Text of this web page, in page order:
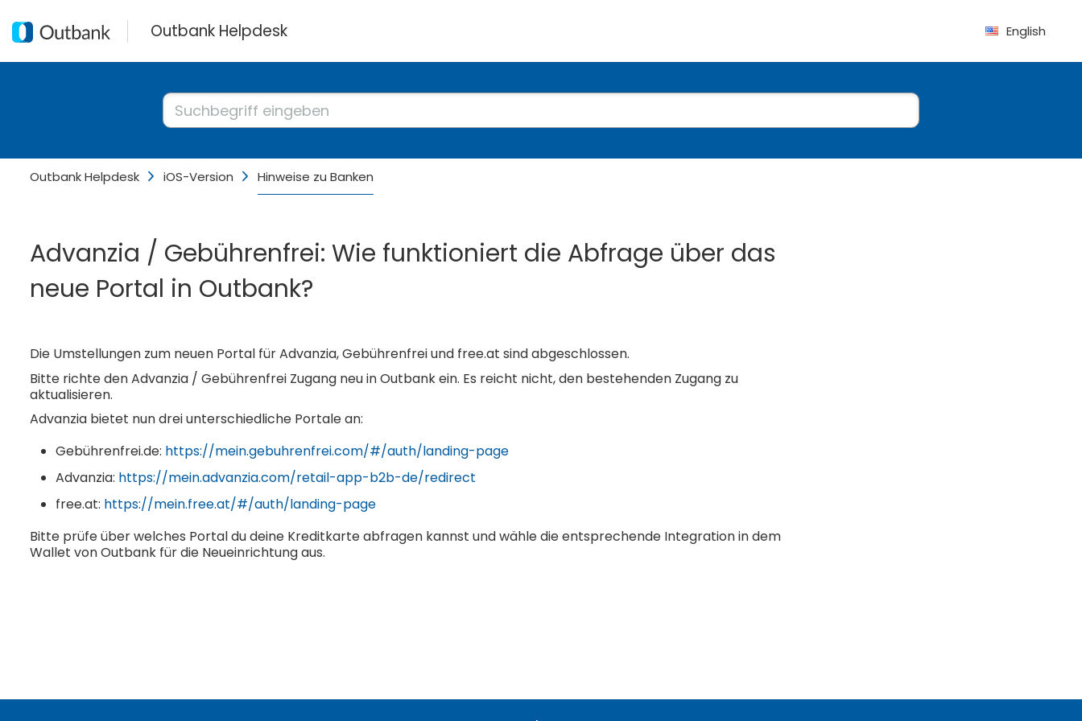
Outbank Helpdesk English
Outbank Helpdesk iOS-Version Hinweise zu Banken
Advanzia / Gebührenfrei: Wie funktioniert die Abfrage über das
neue Portal in Outbank?
Die Umstellungen zum neuen Portal für Advanzia, Gebührenfrei und free.at sind abgeschlossen.
Bitte richte den Advanzia / Gebührenfrei Zugang neu in Outbank ein. Es reicht nicht, den bestehenden Zugang zu
aktualisieren.
Advanzia bietet nun drei unterschiedliche Portale an:
Gebührenfrei.de: https://mein.gebuhrenfrei.com/#/auth/landing-page
Advanzia: https://mein.advanzia.com/retail-app-b2b-de/redirect
free.at: https://mein.free.at/#/auth/landing-page
Bitte prüfe über welches Portal du deine Kreditkarte abfragen kannst und wähle die entsprechende Integration in dem
Wallet von Outbank für die Neueinrichtung aus.